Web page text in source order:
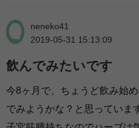
neneko41
2019-05-31 15:13:09
飲んでみたいです
今8ヶ月で、ちょうど飲み始
でみようかな？と思っていま